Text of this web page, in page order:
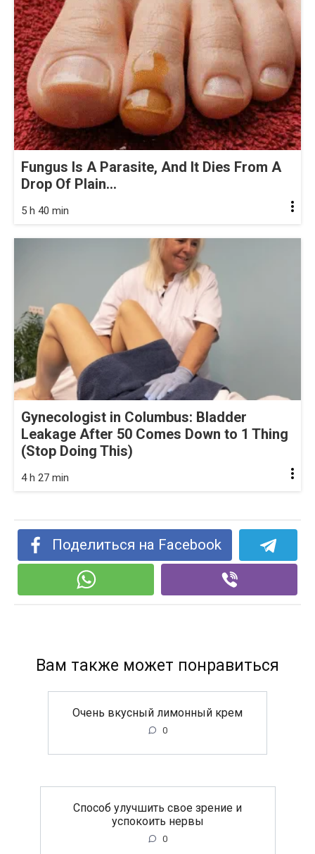
Fungus Is A Parasite, And It Dies From A
Drop Of Plain...
5 h 40 min
Gynecologist in Columbus: Bladder
Leakage After 50 Comes Down to 1 Thing
(Stop Doing This)
4 h 27 min
Поделиться на Facebook
Вам также может понравиться
Очень вкусный лимонный крем
0
Способ улучшить свое зрение и
успокоить нервы
0